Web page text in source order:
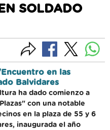
SOLDADO
en las
Balvidares
ha dado comienzo a
con una notable
en la plaza de 55 y 6
inaugurada el año